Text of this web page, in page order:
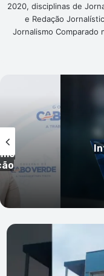
2020, disciplinas de
e Redação
Jornalismo Comparado
Sede
Ministério